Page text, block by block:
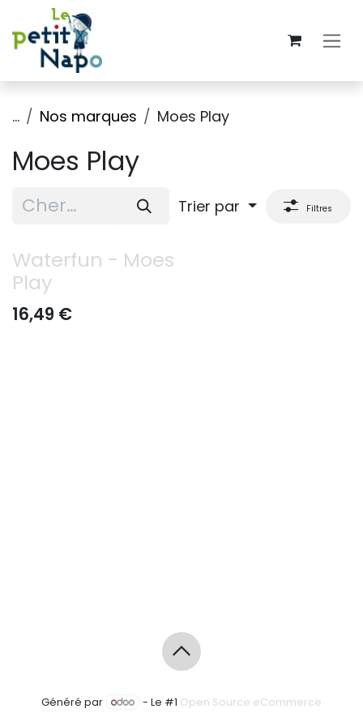
Se rendre au contenu
... Nos marques Moes Play
Moes Play
Trier par Filtres
Waterfun - Moes
Play
16,49 €
Généré par - Le #1 Open Source eCommerce